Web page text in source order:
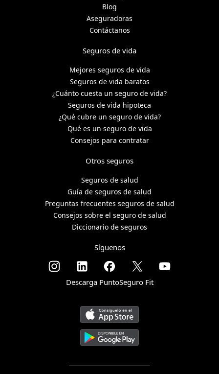
Blog
Aseguradoras
Contáctanos
Seguros de vida
Mejores seguros de vida
Seguros de vida baratos
¿Cuánto cuesta un seguro de vida?
Seguros de vida hipoteca
¿Qué cubre un seguro de vida?
Qué es un seguro de vida
Consejos para contratar
Otros seguros
Seguros de salud
Guía de seguros de salud
Preguntas frecuentes seguros de salud
Consejos sobre el seguro de salud
Diccionario de seguros
Síguenos
Descarga PuntoSeguro Fit